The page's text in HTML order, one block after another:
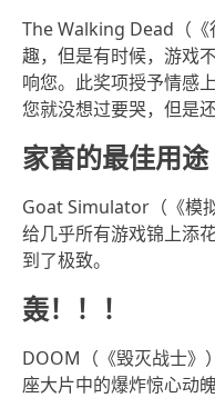
The Walking Dead（
趣，但是有时候，游戏
响您。此奖项授予情感
您就没想过要哭，但是还
家畜的最佳用途
Goat Simulator（《模
给几乎所有游戏锦上添
到了极致。
轰！！！
DOOM（《毁灭战士
座大片中的爆炸惊心动